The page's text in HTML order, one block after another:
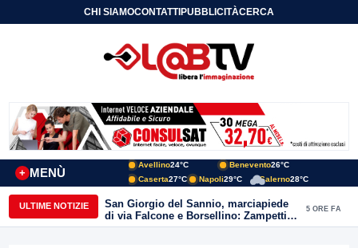
CHI SIAMOCONTATTIPUBBLICITÀCERCA
MENÙ
+
Avellino24°C Benevento26°C
Caserta27°C Napoli29°C Salerno28°C
ULTIME NOTIZIE
San Giorgio del Sannio, marciapiede
di via Falcone e Borsellino: Zampetti e
Lombardi replicano alle polemiche
5 ORE FA